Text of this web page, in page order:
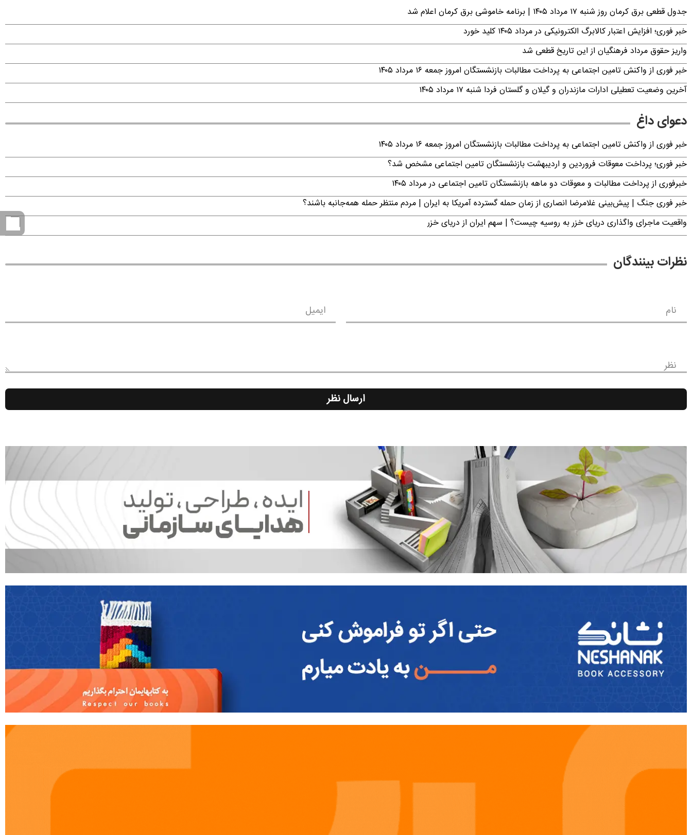
جدول قطعی برق کرمان روز شنبه ۱۷ مرداد ۱۴۰۵ | برنامه خاموشی برق کرمان اعلام شد
خبر فوری؛ افزایش اعتبار کالابرگ الکترونیکی در مرداد ۱۴۰۵ کلید خورد
واریز حقوق مرداد فرهنگیان از این تاریخ قطعی شد
خبر فوری از واکنش تامین اجتماعی به پرداخت مطالبات بازنشستگان امروز جمعه ۱۶ مرداد ۱۴۰۵
آخرین وضعیت تعطیلی ادارات مازندران و گیلان و گلستان فردا شنبه ۱۷ مرداد ۱۴۰۵
دعوای داغ
خبر فوری از واکنش تامین اجتماعی به پرداخت مطالبات بازنشستگان امروز جمعه ۱۶ مرداد ۱۴۰۵
خبر فوری؛ پرداخت معوقات فروردین و اردیبهشت بازنشستگان تامین اجتماعی مشخص شد؟
خبرفوری از پرداخت مطالبات و معوقات دو ماهه بازنشستگان تامین اجتماعی در مرداد ۱۴۰۵
خبر فوری جنگ | پیش‌بینی غلامرضا انصاری از زمان حمله گسترده آمریکا به ایران | مردم منتظر حمله همه‌جانبه باشند؟
واقعیت ماجرای واگذاری دریای خزر به روسیه چیست؟ | سهم ایران از دریای خزر
نظرات بینندگان
نام ایمیل
نظر
ارسال نظر